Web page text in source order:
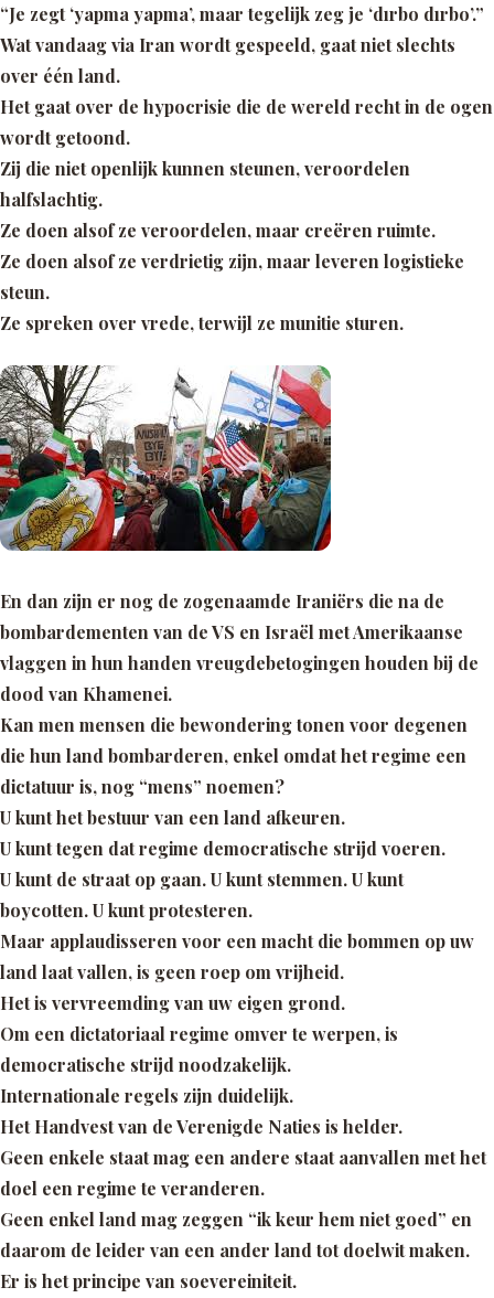
“Je zegt ‘yapma yapma’, maar tegelijk zeg je ‘dırbo dırbo’.”
Wat vandaag via Iran wordt gespeeld, gaat niet slechts
over één land.
Het gaat over de hypocrisie die de wereld recht in de ogen
wordt getoond.
Zij die niet openlijk kunnen steunen, veroordelen
halfslachtig.
Ze doen alsof ze veroordelen, maar creëren ruimte.
Ze doen alsof ze verdrietig zijn, maar leveren logistieke
steun.
Ze spreken over vrede, terwijl ze munitie sturen.
En dan zijn er nog de zogenaamde Iraniërs die na de
bombardementen van de VS en Israël met Amerikaanse
vlaggen in hun handen vreugdebetogingen houden bij de
dood van Khamenei.
Kan men mensen die bewondering tonen voor degenen
die hun land bombarderen, enkel omdat het regime een
dictatuur is, nog “mens” noemen?
U kunt het bestuur van een land afkeuren.
U kunt tegen dat regime democratische strijd voeren.
U kunt de straat op gaan. U kunt stemmen. U kunt
boycotten. U kunt protesteren.
Maar applaudisseren voor een macht die bommen op uw
land laat vallen, is geen roep om vrijheid.
Het is vervreemding van uw eigen grond.
Om een dictatoriaal regime omver te werpen, is
democratische strijd noodzakelijk.
Internationale regels zijn duidelijk.
Het Handvest van de Verenigde Naties is helder.
Geen enkele staat mag een andere staat aanvallen met het
doel een regime te veranderen.
Geen enkel land mag zeggen “ik keur hem niet goed” en
daarom de leider van een ander land tot doelwit maken.
Er is het principe van soevereiniteit.